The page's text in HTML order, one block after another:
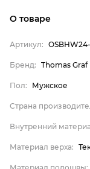
Бренд
Пол
О товаре
Артикул:
Бренд: Thomas Graf
Пол: Мужское
Страна
Внутренний
Материал верха: